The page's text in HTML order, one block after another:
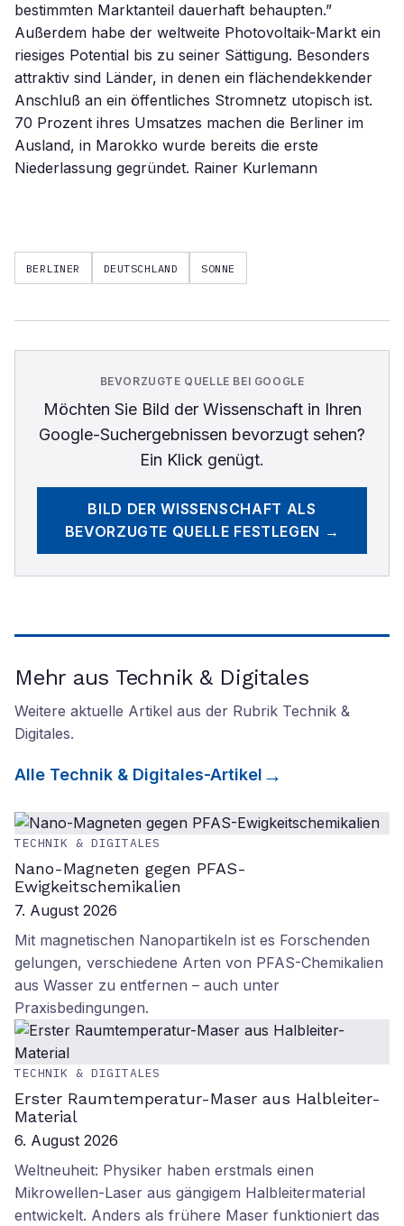
bestimmten Marktanteil dauerhaft behaupten.”
Außerdem habe der weltweite Photovoltaik-Markt ein
riesiges Potential bis zu seiner Sättigung. Besonders
attraktiv sind Länder, in denen ein flächendekkender
Anschluß an ein öffentliches Stromnetz utopisch ist.
70 Prozent ihres Umsatzes machen die Berliner im
Ausland, in Marokko wurde bereits die erste
Niederlassung gegründet. Rainer Kurlemann
BERLINER DEUTSCHLAND SONNE
BEVORZUGTE QUELLE BEI GOOGLE
Möchten Sie Bild der Wissenschaftin Ihren
Google-Suchergebnissen bevorzugt sehen?
Ein Klick genügt.
BILD DER WISSENSCHAFT ALS
BEVORZUGTE QUELLE FESTLEGEN →
Mehr aus Technik & Digitales
Weitere aktuelle Artikel aus der Rubrik Technik &
Digitales.
Alle Technik & Digitales-Artikel
TECHNIK & DIGITALES
Nano-Magneten gegen PFAS-
Ewigkeitschemikalien
7. August 2026
Mit magnetischen Nanopartikeln ist es Forschenden
gelungen, verschiedene Arten von PFAS-Chemikalien
aus Wasser zu entfernen – auch unter
Praxisbedingungen.
TECHNIK & DIGITALES
Erster Raumtemperatur-Maser aus Halbleiter-
Material
6. August 2026
Weltneuheit: Physiker haben erstmals einen
Mikrowellen-Laser aus gängigem Halbleitermaterial
entwickelt. Anders als frühere Maser funktioniert das